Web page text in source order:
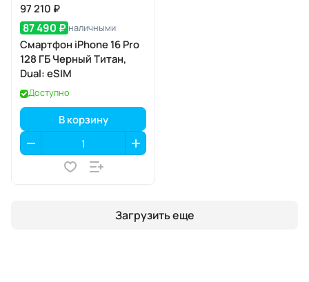
97 210 ₽
87 490 ₽ наличными
Смартфон iPhone 16 Pro
128 ГБ Черный Титан,
Dual: eSIM
Доступно
В корзину
Загрузить еще